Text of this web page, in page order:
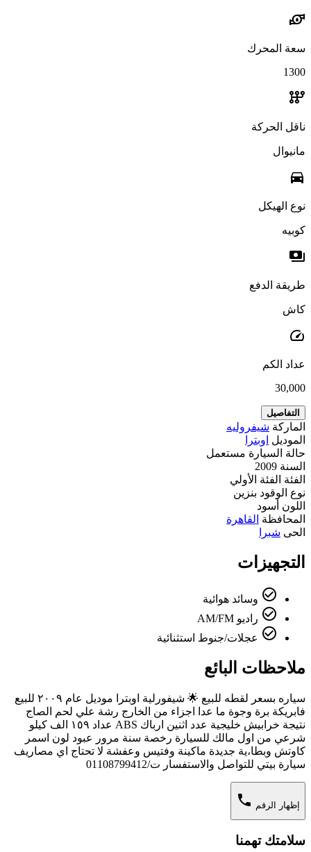
water_pump
سعة المحرك
1300
auto_transmission
ناقل الحركة
مانيوال
directions_car
نوع الهيكل
كوبيه
payments
طريقة الدفع
كاش
speed
عداد الكم
30,000
التفاصيل
الماركة شيفروليه
الموديل اوبترا
حالة السيارة مستعمل
السنة 2009
الفئة الفئة الأولي
نوع الوقود بنزين
اللون أسود
المحافظة القاهرة
الحى شبرا
التجهيزات
check_circle_outline وسائد هوائية
check_circle_outline راديو AM/FM
check_circle_outline عجلات/جنوط استثنائية
ملاحظات البائع
سياره بسعر لقطه للبيع 🌟 شيفورلية اوبترا موديل عام ٢٠٠٩ للبيع
فابريكة برة وجوة ما عدا اجزاء من الخارج رشة علي لحم الصاج
نتيجة خرابيش خليجية عدد اثنين ارباك ABS عداد ١٥٩ الف كيلو
شرعي من اول مالك للسيارة رخصة سنة مرور عبود لون اسمر
كاوتش وبطا،ية جديدة ماكينة وفتيس وعفشة لا تحتاج اي مصاريف
سيارة بيتي للتواصل والاستفسار ت/01108799412
إظهار الرقم phone
سلامتك تهمنا